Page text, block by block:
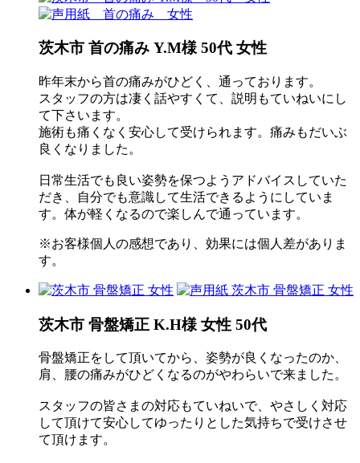
茨木市 首の痛み Y.M様 50代 女性
昨年末から首の痛みがひどく、通っております。
スタッフの方は凄く話やすくて、説明もていねいにし
て下さいます。
施術も痛くなく安心して受けられます。痛みもだいぶ
良くなりました。
日常生活でも良い姿勢を保つようアドバイスしていた
だき、自分でも意識して生活できるようにしていま
す。体が軽くなるので楽しんで通っています。
※お客様個人の感想であり、効果には個人差がありま
す。
茨木市 骨盤矯正 K.H様 女性 50代
骨盤矯正をして頂いてから、姿勢が良くなったのか、
肩、腰の痛みがひどくなるのがやわらいで来ました。
スタッフの皆さまの対応もていねいで、やさしく対応
して頂けて安心してゆったりとした気持ちで受けさせ
て頂けます。